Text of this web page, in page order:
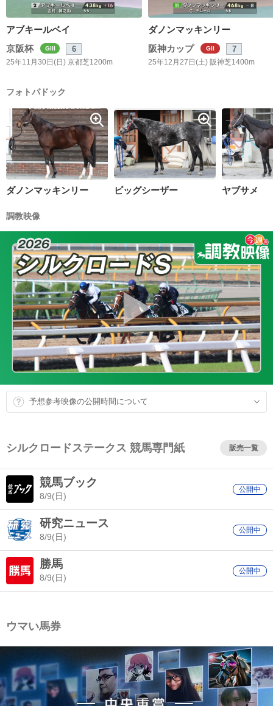
アブキールベイ
京阪杯
GIII 6
25年11月30日(日) 京都芝1200m
ダノンマッキンリー
阪神カップ
GII 7
25年12月27日(土) 阪神芝1400m
フォトパドック
ダノンマッキンリー ビッグシーザー ヤブサメ
調教映像
予想参考映像の公開時間について
シルクロードステークス 競馬専門紙 販売一覧
競馬ブック
8/9(日)
公開中
研究ニュース
8/9(日)
公開中
勝馬
8/9(日)
公開中
ウマい馬券